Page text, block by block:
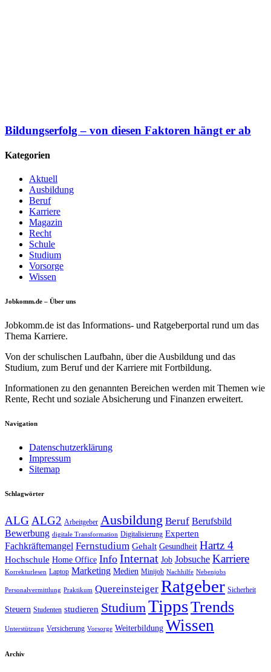
Bildungserfolg – von diesen Faktoren hängt er ab
Kategorien
Aktuell
Ausbildung
Beruf
Karriere
Magazin
Recht
Schule
Studium
Vorsorge
Wissen
Jobkomm.de – Über uns
Jobkomm.de ist das Informations- und Ratgeberportal rund um das
Thema Karriere.
Von der schulischen Laufbahn, über die Ausbildung und das
Studium, zum Beruf und der Karriere mit Fortbildung.
Informationen zu den genannten Bereichen werden mit Themen wie
Rente, Recht und soziale Absicherung und Finanzen erweitert.
Navigation
Datenschutzerklärung
Impressum
Sitemap
Schlagwörter
ALG ALG2 Arbeitgeber Ausbildung Beruf Berufsbild
Bewerbung digitale Transformation Digitalisierung Experten
Fachkräftemangel Fernstudium Gehalt Gesundheit Hartz 4
Hochschule Home Office Info Internat Job Jobsuche Karriere
Korrekturlesen Laptop Marketing Medien Minijob Nachhilfe Nebenjobs
Personalvermittlung Praktikum Quereinsteiger Ratgeber Sicherheit
Steuern Studenten studieren StudiumTippsTrends
Unterstützung Versicherung Vorsorge Weiterbildung Wissen
Archiv